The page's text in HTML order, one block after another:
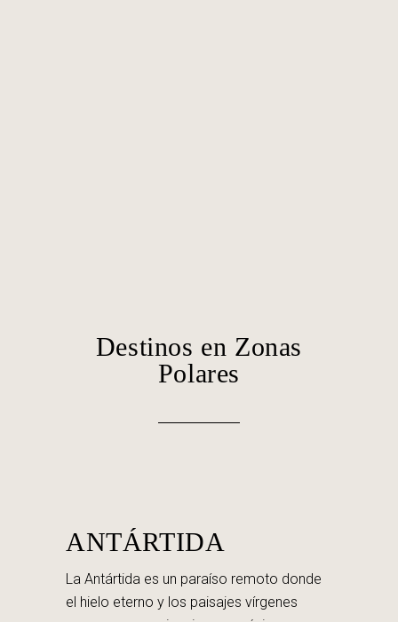
Destinos en Zonas
Polares
ANTÁRTIDA
La Antártida es un paraíso remoto donde
el hielo eterno y los paisajes vírgenes